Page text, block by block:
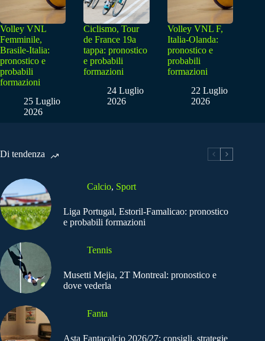
Volley VNL
Femminile,
Brasile-Italia:
pronostico e
probabili
formazioni
25 Luglio
2026
Ciclismo, Tour
de France 19a
tappa: pronostico
e probabili
formazioni
24 Luglio
2026
Volley VNL F,
Italia-Olanda:
pronostico e
probabili
formazioni
22 Luglio
2026
Di tendenza
Calcio, Sport
Liga Portugal, Estoril-Famalicao: pronostico
e probabili formazioni
Tennis
Musetti Mejia, 2T Montreal: pronostico e
dove vederla
Fanta
Asta Fantacalcio 2026/27: consigli, strategie